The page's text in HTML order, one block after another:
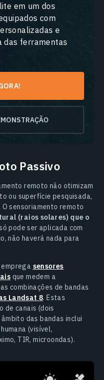
em um dos
com
e
das ferramentas
Passivo
remoto não otimizam
ou superfície pesquisada,
sensoriamento remoto
(raios solares) que o
pode ser aplicada com
não haverá nada para
sensores
que medem a
combinações de bandas
Landsat 8. Estas
de canais (dois
das bandas inclui
(visível,
TIR, microondas).